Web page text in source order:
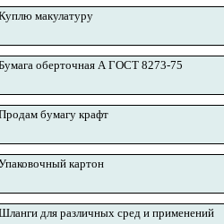
макулатуру
оберточная А ГОСТ 8273-75
бумагу крафт
картон
для различных сред и применений